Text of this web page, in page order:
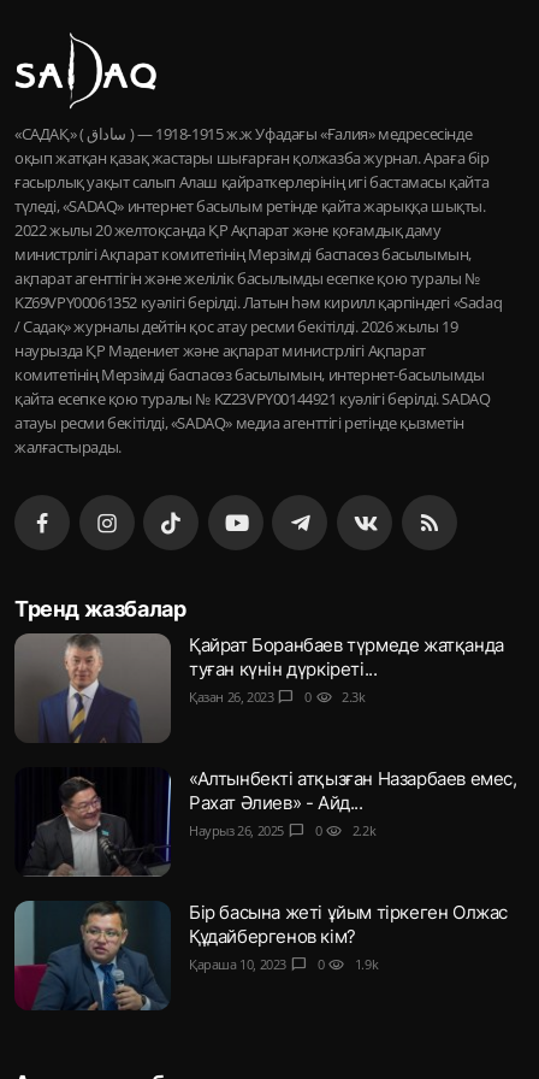
«САДАҚ» ( ساداق ) — 1915-1918 ж.ж Уфадағы «Ғалия» медресесінде
оқып жатқан қазақ жастары шығарған қолжазба журнал. Араға бір
ғасырлық уақыт салып Алаш қайраткерлерінің игі бастамасы қайта
түледі, «SADAQ» интернет басылым ретінде қайта жарыққа шықты.
2022 жылы 20 желтоқсанда ҚР Ақпарат және қоғамдық даму
министрлігі Ақпарат комитетінің Мерзімді баспасөз басылымын,
ақпарат агенттігін және желілік басылымды есепке қою туралы №
KZ69VPY00061352 куәлігі берілді. Латын һәм кирилл қарпіндегі «Sadaq
/ Садақ» журналы дейтін қос атау ресми бекітілді. 2026 жылы 19
наурызда ҚР Мәдениет және ақпарат министрлігі Ақпарат
комитетінің Мерзімді баспасөз басылымын, интернет-басылымды
қайта есепке қою туралы № KZ23VPY00144921 куәлігі берілді. SADAQ
атауы ресми бекітілді, «SADAQ» медиа агенттігі ретінде қызметін
жалғастырады.
Тренд жазбалар
Қайрат Боранбаев түрмеде жатқанда
туған күнін дүркіреті...
Қазан 26, 2023 chat_bubble 0 visibility 2.3k
«Алтынбекті атқызған Назарбаев емес,
Рахат Әлиев» - Айд...
Наурыз 26, 2025 chat_bubble 0 visibility 2.2k
Бір басына жеті ұйым тіркеген Олжас
Құдайбергенов кім?
Қараша 10, 2023 chat_bubble 0 visibility 1.9k